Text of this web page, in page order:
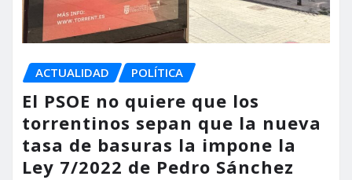
ACTUALIDAD POLÍTICA
El PSOE no quiere que los
torrentinos sepan que la nueva
tasa de basuras la impone la
Ley 7/2022 de Pedro Sánchez